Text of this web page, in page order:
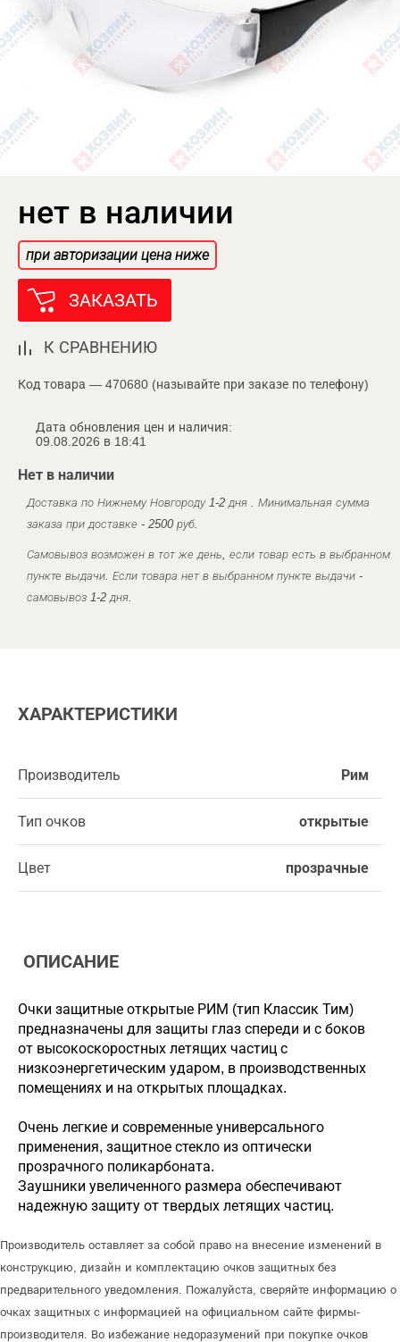
нет в наличии
при авторизации цена ниже
ЗАКАЗАТЬ
К СРАВНЕНИЮ
Код товара — 470680 (называйте при заказе по телефону)
Дата обновления цен и наличия:
09.08.2026 в 18:41
Нет в наличии
Доставка по Нижнему Новгороду 1-2 дня . Минимальная сумма
заказа при доставке - 2500 руб.
Самовывоз возможен в тот же день, если товар есть в выбранном
пункте выдачи. Если товара нет в выбранном пункте выдачи -
самовывоз 1-2 дня.
ХАРАКТЕРИСТИКИ
Производитель Рим
Тип очков открытые
Цвет прозрачные
ОПИСАНИЕ
Очки защитные открытые РИМ (тип Классик Тим)
предназначены для защиты глаз спереди и с боков
от высокоскоростных летящих частиц с
низкоэнергетическим ударом, в производственных
помещениях и на открытых площадках.
Очень легкие и современные универсального
применения, защитное стекло из оптически
прозрачного поликарбоната.
Заушники увеличенного размера обеспечивают
надежную защиту от твердых летящих частиц.
Производитель оставляет за собой право на внесение изменений в
конструкцию, дизайн и комплектацию очков защитных без
предварительного уведомления. Пожалуйста, сверяйте информацию о
очках защитных с информацией на официальном сайте фирмы-
производителя. Во избежание недоразумений при покупке очков